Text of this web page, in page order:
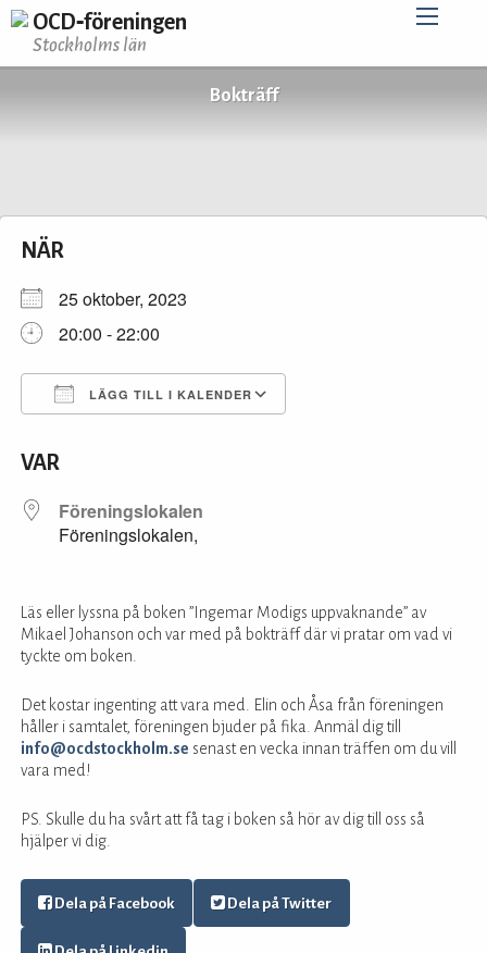
OCD‑föreningen
Stockholms län
Bokträff
NÄR
25 oktober, 2023
20:00 - 22:00
LÄGG TILL I KALENDER
VAR
Föreningslokalen
Föreningslokalen,
Läs eller lyssna på boken ”Ingemar Modigs uppvaknande” av
Mikael Johanson och var med på bokträff där vi pratar om vad vi
tyckte om boken.
Det kostar ingenting att vara med. Elin och Åsa från föreningen
håller i samtalet, föreningen bjuder på fika. Anmäl dig till
info@ocdstockholm.se senast en vecka innan träffen om du vill
vara med!
PS. Skulle du ha svårt att få tag i boken så hör av dig till oss så
hjälper vi dig.
Dela på Facebook Dela på Twitter